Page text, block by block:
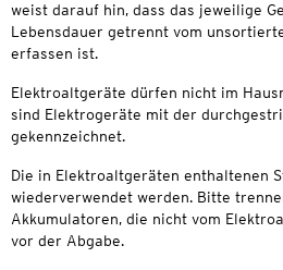
weist darauf hin, dass das jeweilige
Lebensdauer getrennt vom
erfassen ist.
Elektroaltgeräte dürfen nicht im
sind Elektrogeräte mit der
gekennzeichnet.
Die in Elektroaltgeräten enthaltenen
wiederverwendet werden. Bitte
Akkumulatoren, die nicht vom
vor der Abgabe.